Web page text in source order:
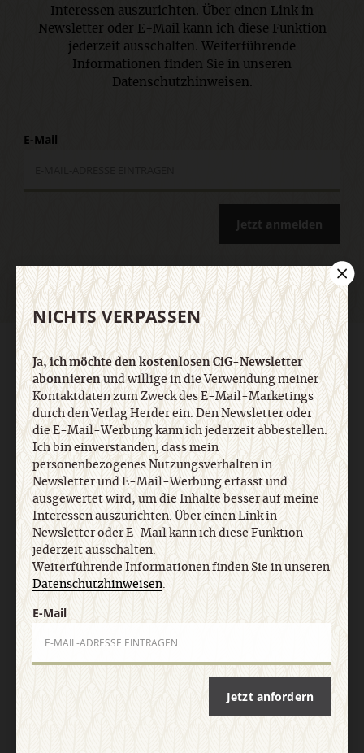
Interessen auszurichten. Über einen Link in
Newsletter oder E-Mail kann ich diese Funktion
jederzeit ausschalten. Weiterführende
Informationen finden Sie in unseren
Datenschutzhinweisen .
E-Mail
Jetzt anmelden
AGB und Widerrufsbelehrung Datenschutz
Barrierefreiheit
Impressum
Vertrag widerrufen Abo online kündigen
NICHTS VERPASSEN
Ja, ich möchte den kostenlosen CiG-Newsletter
abonnierenund willige in die Verwendung meiner
Kontaktdaten zum Zweck des E-Mail-Marketings
durch den Verlag Herder ein. Den Newsletter oder
die E-Mail-Werbung kann ich jederzeit abbestellen.
Ich bin einverstanden, dass mein
personenbezogenes Nutzungsverhalten in
Newsletter und E-Mail-Werbung erfasst und
ausgewertet wird, um die Inhalte besser auf meine
Interessen auszurichten. Über einen Link in
Newsletter oder E-Mail kann ich diese Funktion
jederzeit ausschalten.
Weiterführende Informationen finden Sie in unseren
Datenschutzhinweisen.
E-Mail
Jetzt anfordern